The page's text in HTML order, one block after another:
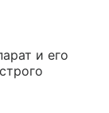
и его